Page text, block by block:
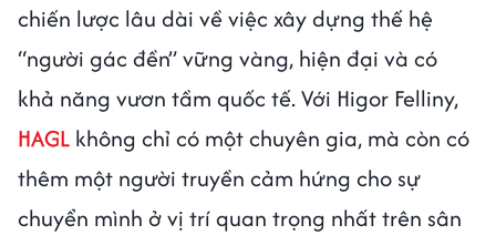
chiến lược lâu dài về việc xây dựng thế hệ
“người gác đền” vững vàng, hiện đại và có
khả năng vươn tầm quốc tế. Với Higor Felliny,
HAGL không chỉ có một chuyên gia, mà còn có
thêm một người truyền cảm hứng cho sự
chuyển mình ở vị trí quan trọng nhất trên sân